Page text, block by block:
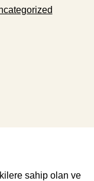
sahip olan ve